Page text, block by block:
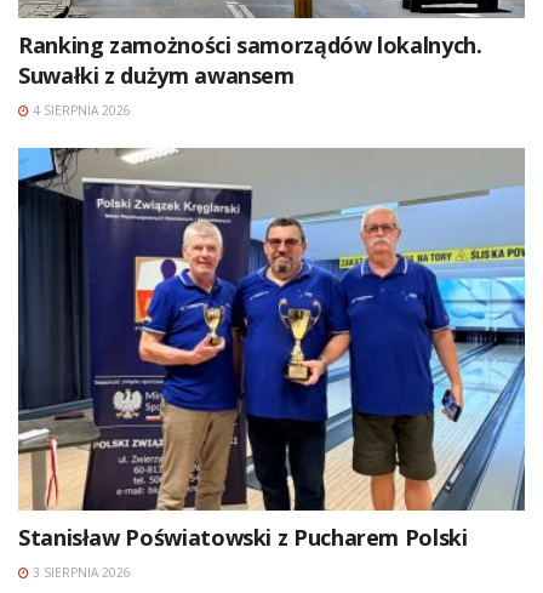
Ranking zamożności samorządów lokalnych.
Suwałki z dużym awansem
4 SIERPNIA 2026
Stanisław Poświatowski z Pucharem Polski
3 SIERPNIA 2026